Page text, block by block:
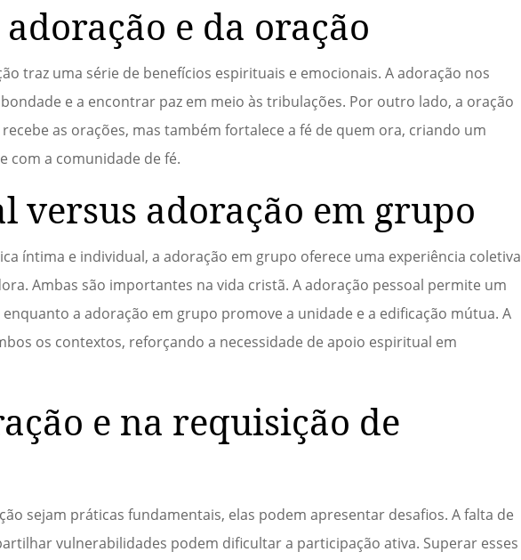
e da oração
traz uma série de benefícios espirituais e emocionais. A adoração nos
e a encontrar paz em meio às tribulações. Por outro lado, a oração
as orações, mas também fortalece a fé de quem ora, criando um
com a comunidade de fé.
versus adoração em grupo
íntima e individual, a adoração em grupo oferece uma experiência coletiva
Ambas são importantes na vida cristã. A adoração pessoal permite um
a adoração em grupo promove a unidade e a edificação mútua. A
os contextos, reforçando a necessidade de apoio espiritual em
e na requisição de
sejam práticas fundamentais, elas podem apresentar desafios. A falta de
vulnerabilidades podem dificultar a participação ativa. Superar esses